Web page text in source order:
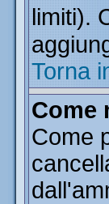
limiti).
Torna
Come
Come